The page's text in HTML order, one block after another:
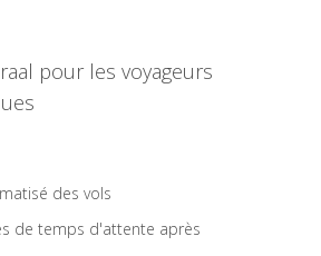
pour les voyageurs
des vols
de temps d'attente après